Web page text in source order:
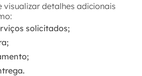
visualizar detalhes adicionais
solicitados;